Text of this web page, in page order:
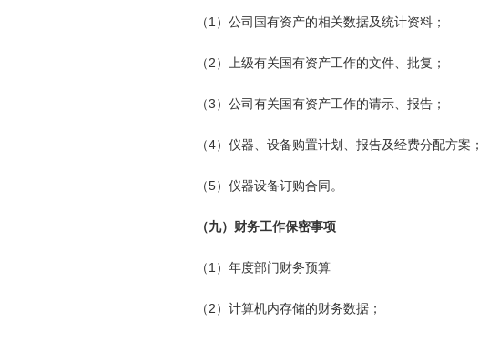
（1）公司国有资产的相关数据及统计资料；
（2）上级有关国有资产工作的文件、批复；
（3）公司有关国有资产工作的请示、报告；
（4）仪器、设备购置计划、报告及经费分配方案；
（5）仪器设备订购合同。
（九）财务工作保密事项
（1）年度部门财务预算
（2）计算机内存储的财务数据；